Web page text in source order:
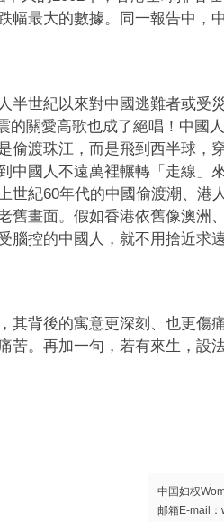
幅最大的數據。同一報告中，
半世紀以來對中國逃難者或受
的關愛高歌也成了絕唱！中國
偷渡珠江，而是飛到西半球，
中國人不遠萬裡輾轉「走線」
世紀60年代的中國偷渡潮、港
舊畫面。假如香港依舊像澳洲
腦控的中國人，就不用捨近求
其背後的寓意更深刻、也更傷
苦。再加一句，若有來生，設
中国妇权
邮箱E-mail